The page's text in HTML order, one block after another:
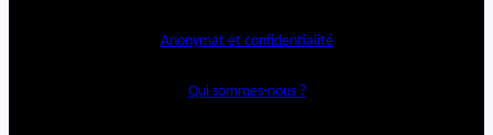
Anonymat et confidentialité
Qui sommes-nous ?